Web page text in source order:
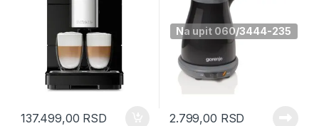
137.499,00 RSD
Na upit 060/3444-235
2.799,00 RSD